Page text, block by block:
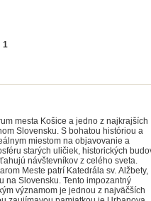
1
mesta Košice a jedno z najkrajších
Slovensku. S bohatou históriou a
miestom na objavovanie a
starých uličiek, historických
návštevníkov z celého sveta.
Meste patrí Katedrála sv. Alžbety,
na Slovensku. Tento impozantný
významom je jednou z najväčších